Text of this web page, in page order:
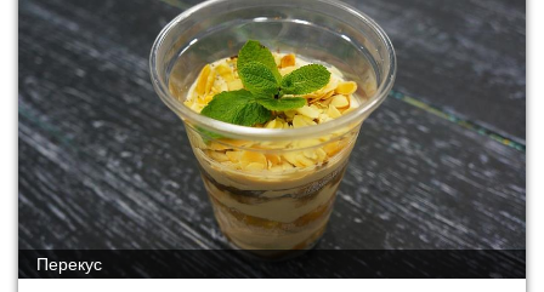
Перекус